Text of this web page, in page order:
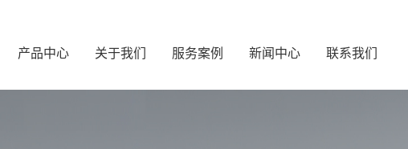
产品中心 关于我们 服务案例 新闻中心 联系我们